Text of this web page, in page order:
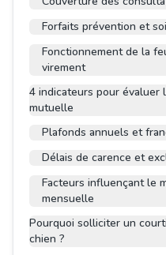
Forfaits prévention et
Fonctionnement de la
virement
4 indicateurs pour évaluer
mutuelle
Plafonds annuels et
Délais de carence et
Facteurs influençant le
mensuelle
Pourquoi solliciter un
chien ?